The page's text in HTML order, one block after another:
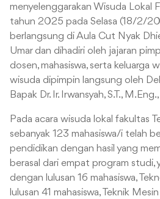
menyelenggarakan Wisuda Lokal
tahun 2025 pada Selasa (18/2/
berlangsung di Aula Cut Nyak
Umar dan dihadiri oleh jajaran
dosen, mahasiswa, serta keluarga
wisuda dipimpin langsung oleh
Bapak Dr. Ir. Irwansyah, S.T.,
Pada acara wisuda lokal fakultas
sebanyak 123 mahasiswa/i telah
pendidikan dengan hasil yang
berasal dari empat program studi,
dengan lulusan 16 mahasiswa,
lulusan 41 mahasiswa, Teknik